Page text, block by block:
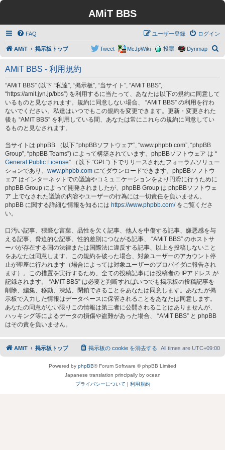
AMiT BBS
FAQ ログイン
ユーザー登録
AMiT 掲示板トップ Dynmap
投票
McJpWiki
Tweet
AMiT BBS - 利用規約
“AMiT BBS” (以下 “私達”, “掲示板”, “当サイト”, “AMiT BBS”,
“https://amit.jyn.jp/bbs”) を利用するに当たって、あなたは以下の規約に同意して
いるものと見なされます。規約に同意しない場合、 “AMiT BBS” の利用を行わ
ないでください。私達はいつでもこの規約を変更できます。更新・変更された
後も “AMiT BBS” を利用している間、あなたは常にこれらの規約に同意してい
るものと見なされます。
当サイトは phpBB （以下 “phpBBソフトウェア”, “www.phpbb.com”, “phpBB
Group”, “phpBB Teams”) によって構築されています。phpBBソフトウェア は “
General Public License” （以下 “GPL”) 下でリリースされたフォーラムソリュー
ションであり、 www.phpbb.com にてダウンロードできます。phpBBソフトウ
ェア はインターネットでの議論やコミュニケーションをより円滑に行うために
phpBB Group によって開発されましたが、phpBB Group は phpBBソフトウェ
ア 上でなされた議論の内容やユーザーの行為には一切責任を負いません。
phpBB に関する詳細な情報を知るには https://www.phpbb.com/をご覧くださ
い。
口汚い記事、猥褻な言葉、品性を欠く記事、他人を中傷する記事、嫌悪感を与
える記事、脅迫的な記事、性的差別につながる記事、 “AMiT BBS” のホストサ
ーバが存在する国の法律または国際法に違反する記事、以上を投稿しないこと
をあなたは同意します。この規約を破った場合、対象ユーザーのアカウント停
止が即座に行われます（場合によっては対象ユーザーのプロバイダに報告され
ます）。この措置を実行するため、全ての投稿記事には投稿者の IPアドレス が
記録されます。 “AMiT BBS” は必要と判断すればいつでも掲示板の投稿記事を
削除、編集、移動、凍結、閉鎖できることをあなたは同意します。あなたが掲
示板で入力した情報はデータベースに保管されることをあなたは同意します。
あなたの同意がない限りこの情報は第三者に公開されることはありませんが、
ハッキング等によるデータの損傷や盗難があった場合、 “AMiT BBS” と phpBB
はその責を負いません。
AMiT 掲示板トップ All times are UTC+09:00
掲示板の cookie を消去する
Powered by phpBB® Forum Software © phpBB Limited
Japanese translation principally by ocean
プライバシーについて | 利用規約